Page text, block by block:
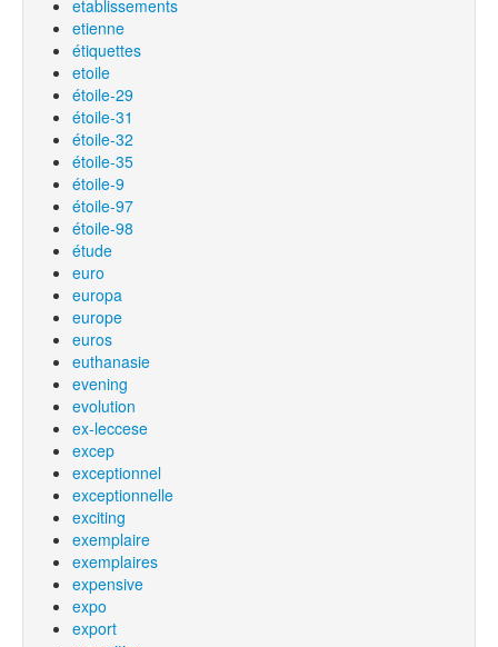
etablissements
etienne
étiquettes
etoile
étoile-29
étoile-31
étoile-32
étoile-35
étoile-9
étoile-97
étoile-98
étude
euro
europa
europe
euros
euthanasie
evening
evolution
ex-leccese
excep
exceptionnel
exceptionnelle
exciting
exemplaire
exemplaires
expensive
expo
export